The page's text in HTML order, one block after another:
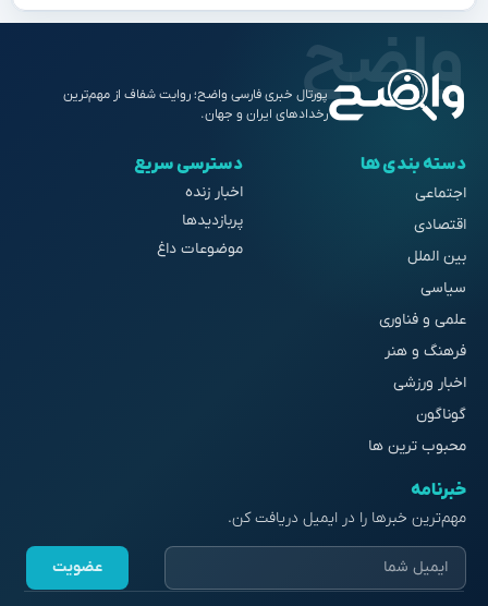
پورتال خبری فارسی واضح؛ روایت شفاف از مهم‌ترین
رخدادهای ایران و جهان.
دسته بندی ها
اجتماعی
اقتصادی
بین الملل
سیاسی
علمی و فناوری
فرهنگ و هنر
اخبار ورزشی
گوناگون
محبوب ترین ها
دسترسی سریع
اخبار زنده
پربازدیدها
موضوعات داغ
خبرنامه
مهم‌ترین خبرها را در ایمیل دریافت کن.
عضویت